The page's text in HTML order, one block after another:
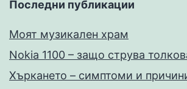
Последни публикации
Моят музикален храм
Nokia 1100 – защо струва
Хъркането – симптоми и